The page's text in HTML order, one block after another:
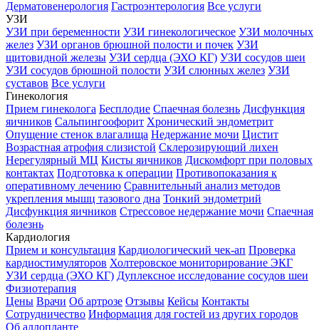
Дерматовенерология Гастроэнтерология Все услуги
УЗИ
УЗИ при беременности УЗИ гинекологическое УЗИ молочных
желез УЗИ органов брюшной полости и почек УЗИ
щитовидной железы УЗИ сердца (ЭХО КГ) УЗИ сосудов шеи
УЗИ сосудов брюшной полости УЗИ слюнных желез УЗИ
суставов Все услуги
Гинекология
Прием гинеколога Бесплодие Спаечная болезнь Дисфункция
яичников Сальпингоофорит Хронический эндометрит
Опущение стенок влагалища Недержание мочи Цистит
Возрастная атрофия слизистой Склерозирующий лихен
Нерегулярный МЦ Кисты яичников Дискомфорт при половых
контактах Подготовка к операции Противопоказания к
оперативному лечению Сравнительный анализ методов
укрепления мышц тазового дна Тонкий эндометрий
Дисфункция яичников Стрессовое недержание мочи Спаечная
болезнь
Кардиология
Прием и консультация Кардиологический чек-ап Проверка
кардиостимуляторов Холтеровское мониторирование ЭКГ
УЗИ сердца (ЭХО КГ) Дуплексное исследование сосудов шеи
Физиотерапия
Цены Врачи Об артрозе Отзывы Кейсы Контакты
Сотрудничество Информация для гостей из других городов
Об аллопланте